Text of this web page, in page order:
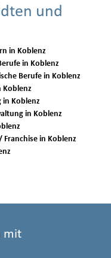
und
Jobs für Finanzen / Controlling / Steuern in Koblenz
Jobs für Bildung / Erziehung / Soziale Berufe in Koblenz
Jobs für Handwerk / gewerblich-technische Berufe in Koblenz
/ Techniker in Koblenz
Jobs für IT / TK / Software-Entwicklung in Koblenz
Jobs für Kaufmännische Berufe & Verwaltung in Koblenz
in Koblenz
Jobs für Freiberufler / Selbständigkeit / Franchise in Koblenz
Koblenz
mit